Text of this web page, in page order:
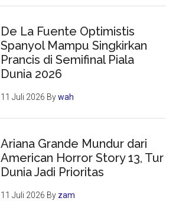
De La Fuente Optimistis
Spanyol Mampu Singkirkan
Prancis di Semifinal Piala
Dunia 2026
11 Juli 2026 Bywah
Ariana Grande Mundur dari
American Horror Story 13, Tur
Dunia Jadi Prioritas
11 Juli 2026 By zam